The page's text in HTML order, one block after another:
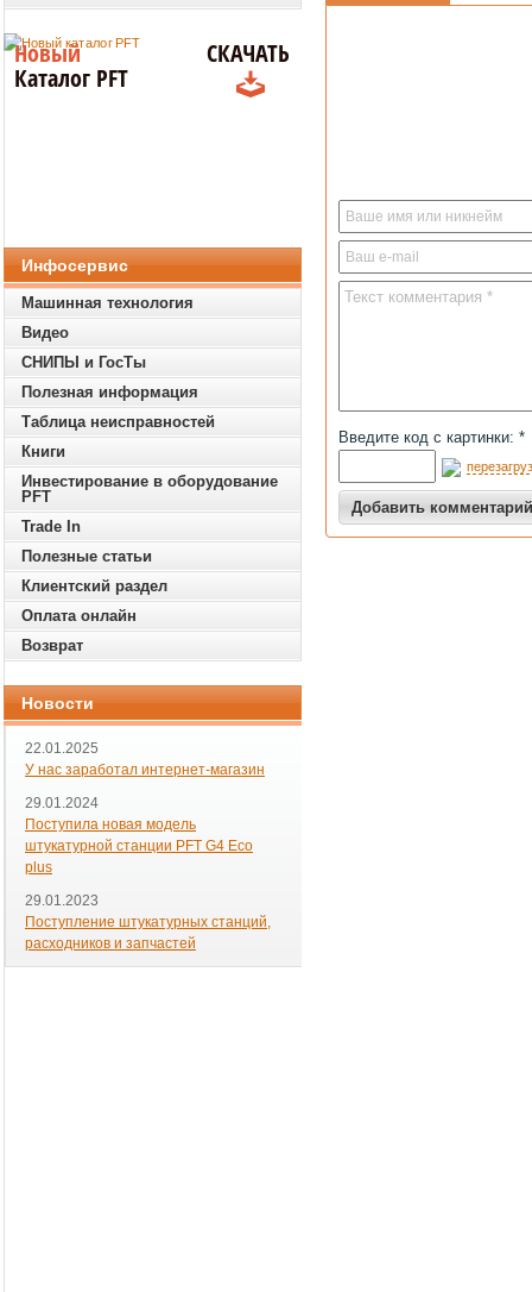
Введите код с картинки: *
Новый
Каталог PFT
СКАЧАТЬ
Инфосервис
Машинная технология
Видео
СНИПЫ и ГосТы
Полезная информация
Таблица неисправностей
Книги
Инвестирование в оборудование
PFT
Trade In
Полезные статьи
Клиентский раздел
Оплата онлайн
Возврат
Новости
22.01.2025
У нас заработал интернет-магазин
29.01.2024
Поступила новая модель
штукатурной станции PFT G4 Eco
plus
29.01.2023
Поступление штукатурных станций,
расходников и запчастей